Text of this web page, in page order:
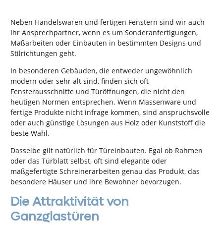
Neben Handelswaren und fertigen Fenstern sind wir auch
Ihr Ansprechpartner, wenn es um Sonderanfertigungen,
Maßarbeiten oder Einbauten in bestimmten Designs und
Stilrichtungen geht.
In besonderen Gebäuden, die entweder ungewöhnlich
modern oder sehr alt sind, finden sich oft
Fensterausschnitte und Türöffnungen, die nicht den
heutigen Normen entsprechen. Wenn Massenware und
fertige Produkte nicht infrage kommen, sind anspruchsvolle
oder auch günstige Lösungen aus Holz oder Kunststoff die
beste Wahl.
Dasselbe gilt natürlich für Türeinbauten. Egal ob Rahmen
oder das Türblatt selbst, oft sind elegante oder
maßgefertigte Schreinerarbeiten genau das Produkt, das
besondere Häuser und ihre Bewohner bevorzugen.
Die Attraktivität von
Ganzglastüren